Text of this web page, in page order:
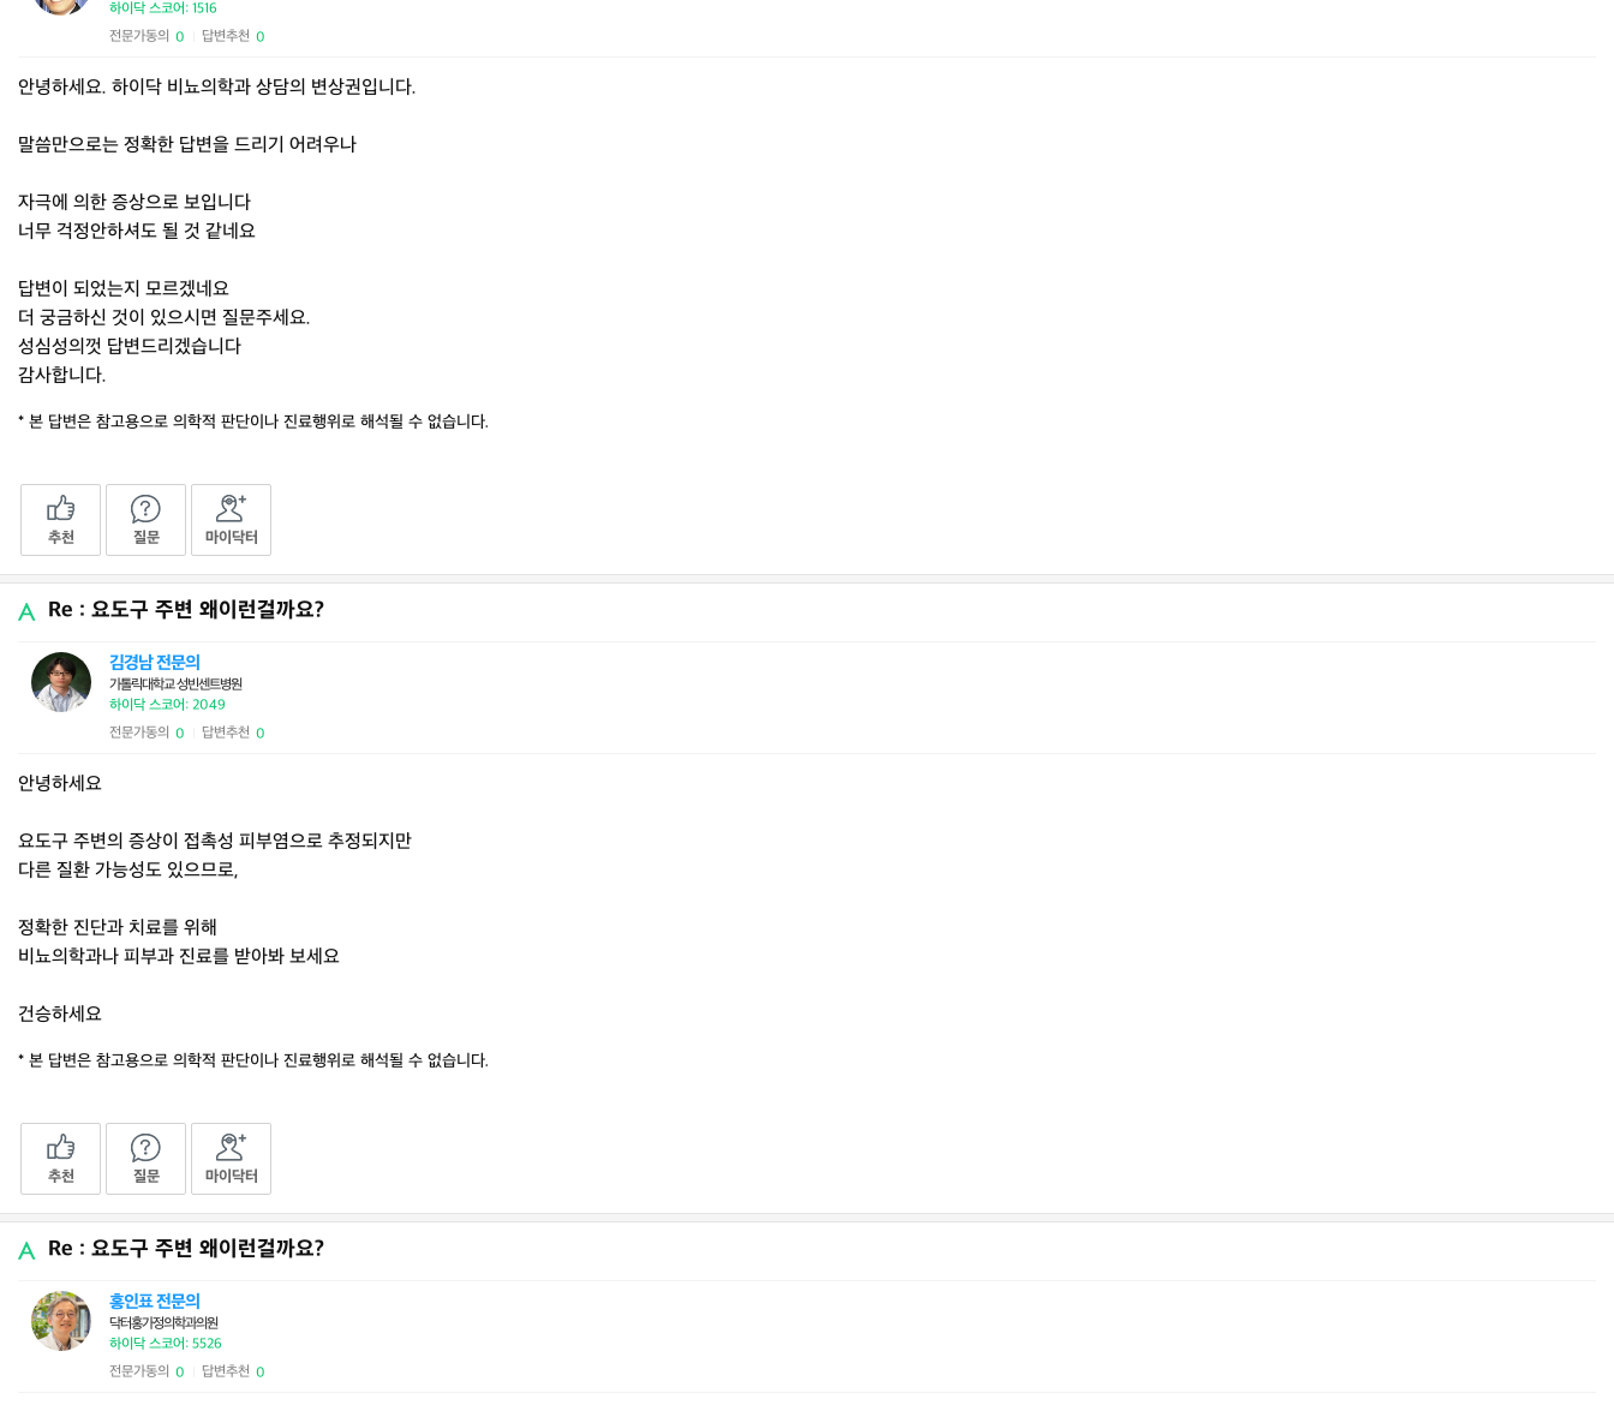
하이닥 스코어: 1516
전문가동의 0 답변추천 0
안녕하세요. 하이닥 비뇨의학과 상담의 변상권입니다.
말씀만으로는 정확한 답변을 드리기 어려우나
자극에 의한 증상으로 보입니다
너무 걱정안하셔도 될 것 같네요
답변이 되었는지 모르겠네요
더 궁금하신 것이 있으시면 질문주세요.
성심성의껏 답변드리겠습니다
감사합니다.
* 본 답변은 참고용으로 의학적 판단이나 진료행위로 해석될 수 없습니다.
추천 질문 마이닥터
Re : 요도구 주변 왜이런걸까요?
김경남 전문의
가톨릭대학교 성빈센트병원
하이닥 스코어: 2049
전문가동의 0 답변추천 0
안녕하세요
요도구 주변의 증상이 접촉성 피부염으로 추정되지만
다른 질환 가능성도 있으므로,
정확한 진단과 치료를 위해
비뇨의학과나 피부과 진료를 받아봐 보세요
건승하세요
* 본 답변은 참고용으로 의학적 판단이나 진료행위로 해석될 수 없습니다.
추천 질문 마이닥터
Re : 요도구 주변 왜이런걸까요?
홍인표 전문의
닥터홍가정의학과의원
하이닥 스코어: 5526
전문가동의 0 답변추천 0